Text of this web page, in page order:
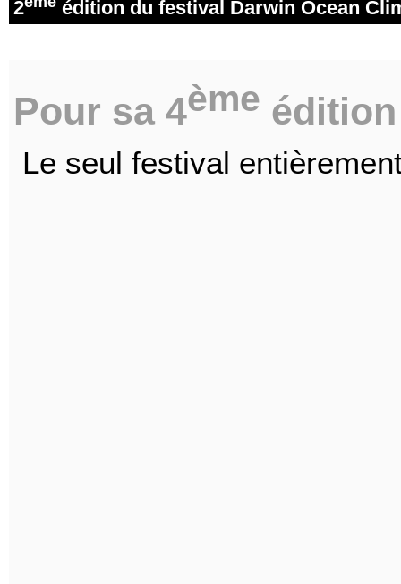
2 édition du festival Darwin Ocean
Pour sa 4ème
Le seul festival